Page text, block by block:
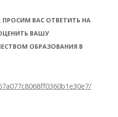
ВАС ОТВЕТИТЬ НА
ВАШУ
ОБРАЗОВАНИЯ В